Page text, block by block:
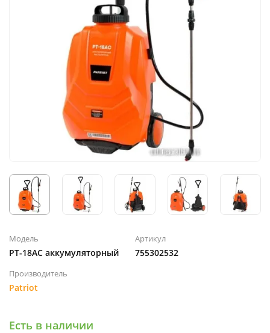
Модель
PT-18AC аккумуляторный
Артикул
755302532
Производитель
Patriot
Есть в наличии